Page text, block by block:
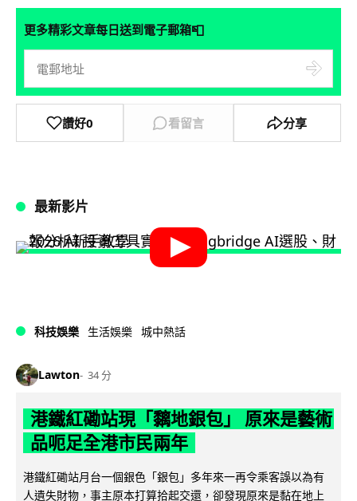
更多精彩文章每日送到電子郵箱📮
讚好0 看留言 分享
最新影片
科技娛樂 生活娛樂 城中熱話
Lawton 34 分
港鐵紅磡站現「黐地銀包」 原來是藝術
品呃足全港市民兩年
港鐵紅磡站月台一個銀色「銀包」多年來一再令乘客誤以為有
人遺失財物，事主原本打算拾起交還，卻發現原來是黏在地上